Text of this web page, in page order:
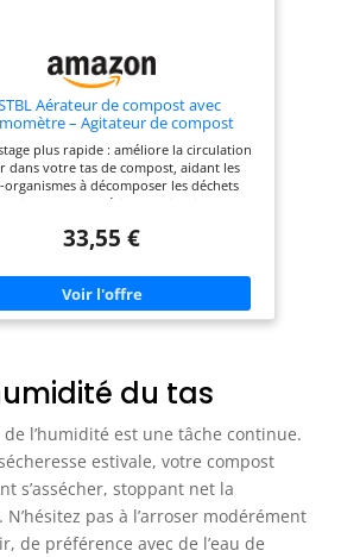
Aérateur de compost avec
– Agitateur de compost
en acier résistant à la rouille,
antidérapante – Ensemble d'outils
mélange de compost de jardin
plus rapide : améliore la circulation
dans votre tas de compost, aidant les
organismes à décomposer les déchets
et les matériaux de jardin plus
robuste : fabriqué à partir d'acier
de vie, même avec une utilisation
en plein air Prise en main confortable :
en caoutchouc antidérapante offre un
sûr et réduit la tension lors du
à compost pour suivre la
interne et maintenir l'environnement
en forme de T et le design de griffe
de tourner et de soulever sans effort,
l'aération du compost sans creuser
lourdement
33,55 €
du tas
l’humidité est une tâche continue.
estivale, votre compost
s’assécher, stoppant net la
pas à l’arroser modérément
de préférence avec de l’eau de